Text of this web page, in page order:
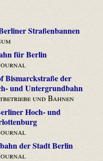
Straßenbannen
für Berlin
Bismarckstraße der
und Untergrundbahn
und Bahnen
Hoch- und
der Stadt Berlin